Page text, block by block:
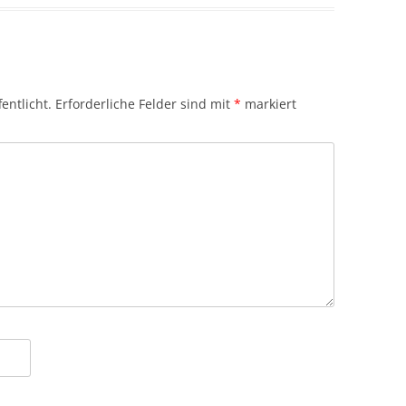
Erforderliche Felder sind mit * markiert